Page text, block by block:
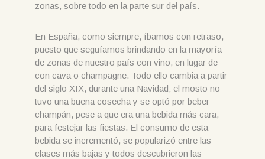
zonas, sobre todo en la parte sur del país.
En España, como siempre, íbamos con retraso,
puesto que seguíamos brindando en la mayoría
de zonas de nuestro país con vino, en lugar de
con cava o champagne. Todo ello cambia a partir
del siglo XIX, durante una Navidad; el mosto no
tuvo una buena cosecha y se optó por beber
champán, pese a que era una bebida más cara,
para festejar las fiestas. El consumo de esta
bebida se incrementó, se popularizó entre las
clases más bajas y todos descubrieron las